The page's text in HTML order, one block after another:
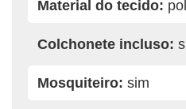
Material do tecido:
Colchonete incluso:
Mosquiteiro: sim